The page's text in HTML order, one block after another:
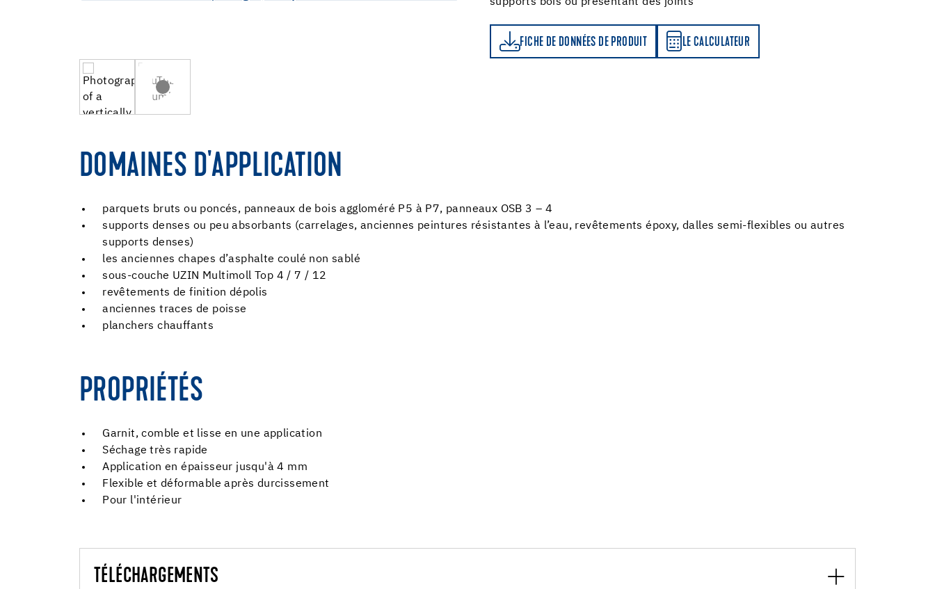
FICHE DE DONNÉES DE PRODUIT LE CALCULATEUR
LE CALCULATEUR
DOMAINES D'APPLICATION
parquets bruts ou poncés, panneaux de bois aggloméré P5 à P7, panneaux OSB 3 – 4
supports denses ou peu absorbants (carrelages, anciennes peintures résistantes à l’eau, revêtements époxy, dalles semi-flexibles ou autres
supports denses)
les anciennes chapes d’asphalte coulé non sablé
sous-couche UZIN Multimoll Top 4 / 7 / 12
revêtements de finition dépolis
anciennes traces de poisse
planchers chauffants
PROPRIÉTÉS
Garnit, comble et lisse en une application
Séchage très rapide
Application en épaisseur jusqu'à 4 mm
Flexible et déformable après durcissement
Pour l'intérieur
TÉLÉCHARGEMENTS